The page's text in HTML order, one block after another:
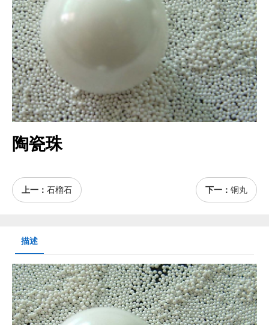
陶瓷珠
上一： 石榴石 下一： 铜丸
描述